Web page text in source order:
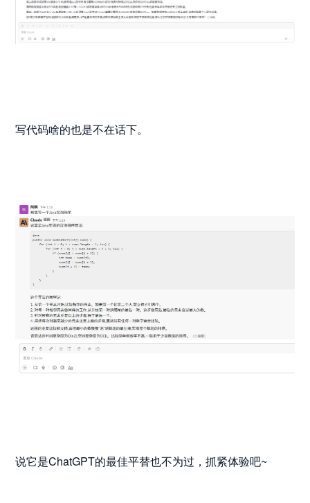
写代码啥的也是不在话下。
说它是ChatGPT的最佳平替也不为过，抓紧体验吧~